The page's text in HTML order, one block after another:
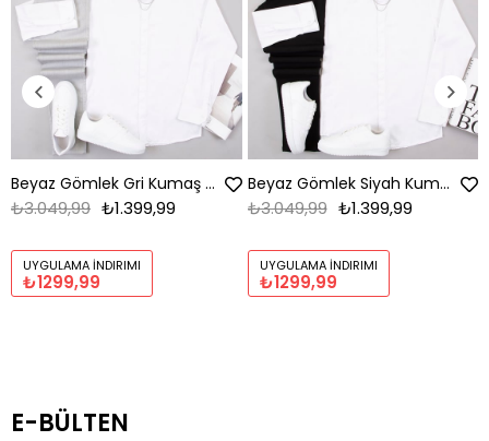
Beyaz Gömlek Gri Kumaş Pantolon Ayakkabı Kombin
₺1.399,99
₺3.049,99
UYGULAMA İNDIRIMI
₺1299,99
Beyaz Gömlek Siyah Kumaş Pantolon Ayakkabı Kombin
₺1.399,99
₺3.049,99
UYGULAMA İNDIRIMI
₺1299,99
E-BÜLTEN